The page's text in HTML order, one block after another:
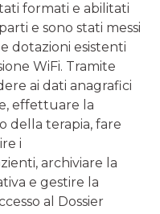
formati e abilitati
e sono stati messi
dotazioni esistenti
WiFi. Tramite
ai dati anagrafici
effettuare la
della terapia, fare
i
archiviare la
e gestire la
al Dossier